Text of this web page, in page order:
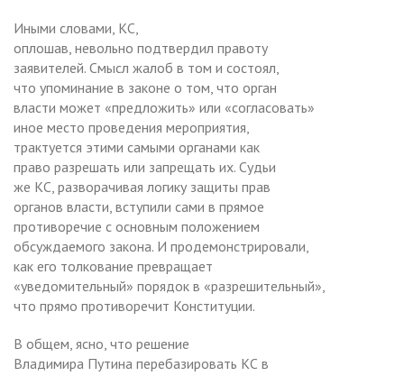
Иными словами, КС,
оплошав, невольно подтвердил правоту
заявителей. Смысл жалоб в том и состоял,
что упоминание в законе о том, что орган
власти может «предложить» или «согласовать»
иное место проведения мероприятия,
трактуется этими самыми органами как
право разрешать или запрещать их. Судьи
же КС, разворачивая логику защиты прав
органов власти, вступили сами в прямое
противоречие с основным положением
обсуждаемого закона. И продемонстрировали,
как его толкование превращает
«уведомительный» порядок в «разрешительный»,
что прямо противоречит Конституции.
В общем, ясно, что решение
Владимира Путина перебазировать КС в